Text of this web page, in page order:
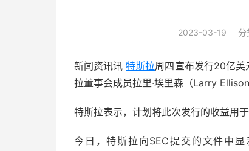
2023-03-19 分
新闻资讯讯特斯拉周四宣布发行20亿美
拉董事会成员拉里·埃里森（Larry
特斯拉表示，计划将此次发行的收益用
今日，特斯拉向SEC提交的文件中